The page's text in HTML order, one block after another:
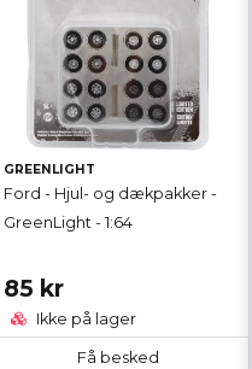
GREENLIGHT
Ford - Hjul- og dækpakker -
GreenLight - 1:64
85 kr
Ikke på lager
Få besked